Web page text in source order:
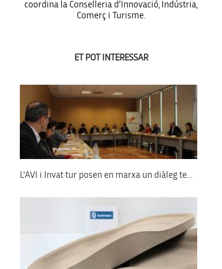
coordina la Conselleria d’Innovació, Indústria,
Comerç i Turisme.
ET POT INTERESSAR
L'AVI i Invat·tur posen en marxa un diàleg te...